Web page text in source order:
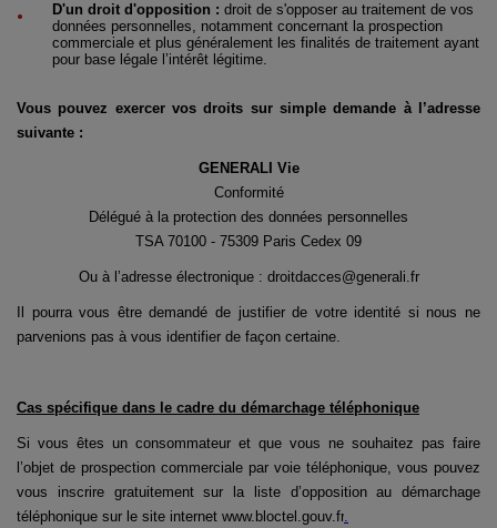
D'un droit d'opposition : droit de s'opposer au traitement de vos
données personnelles, notamment concernant la prospection
commerciale et plus généralement les finalités de traitement ayant
pour base légale l’intérêt légitime.
Vous pouvez exercer vos droits sur simple demande à l’adresse
suivante :
GENERALI Vie
Conformité
Délégué à la protection des données personnelles
TSA 70100 - 75309 Paris Cedex 09
Ou à l’adresse électronique : droitdacces@generali.fr
Il pourra vous être demandé de justifier de votre identité si nous ne
parvenions pas à vous identifier de façon certaine.
Cas spécifique dans le cadre du démarchage téléphonique
Si vous êtes un consommateur et que vous ne souhaitez pas faire
l’objet de prospection commerciale par voie téléphonique, vous pouvez
vous inscrire gratuitement sur la liste d’opposition au démarchage
téléphonique sur le site internet www.bloctel.gouv.fr.